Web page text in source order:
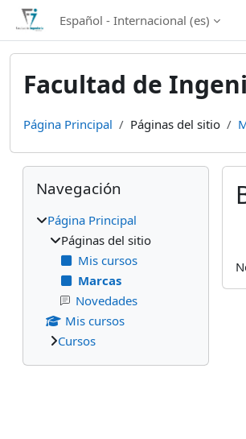
Salta al contenido principal
Español - Internacional ‎(es)‎
Facultad de
Página Principal Páginas del sitio
Bloques
Salta Navegación
Navegación
Página Principal
Páginas del sitio
Mis cursos
Marcas
Novedades
Mis cursos
Cursos